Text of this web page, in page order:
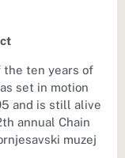
the ten years of
set in motion
and is still alive
annual Chain
muzej